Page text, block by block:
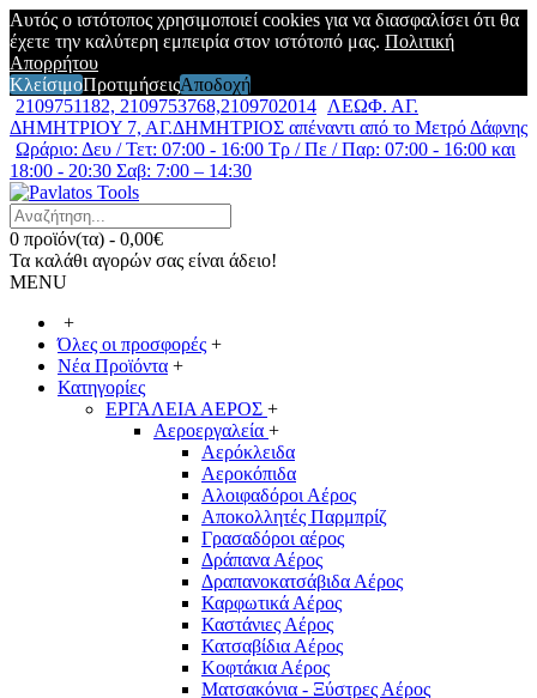
Αυτός ο ιστότοπος χρησιμοποιεί cookies για να διασφαλίσει ότι θα
έχετε την καλύτερη εμπειρία στον ιστότοπό μας. Πολιτική
Απορρήτου
ΚλείσιμοΠροτιμήσειςΑποδοχή
2109751182, 2109753768,2109702014 ΛΕΩΦ. ΑΓ.
ΔΗΜΗΤΡΙΟΥ 7, ΑΓ.ΔΗΜΗΤΡΙΟΣ απέναντι από το Μετρό Δάφνης
Ωράριο: Δευ / Τετ: 07:00 - 16:00 Τρ / Πε / Παρ: 07:00 - 16:00 και
18:00 - 20:30 Σαβ: 7:00 – 14:30
0 προϊόν(τα) - 0,00€
Τα καλάθι αγορών σας είναι άδειο!
MENU
+
Όλες οι προσφορές +
Νέα Προϊόντα +
Κατηγορίες
ΕΡΓΑΛΕΙΑ ΑΕΡΟΣ +
Αεροεργαλεία +
Αερόκλειδα
Αεροκόπιδα
Αλοιφαδόροι Αέρος
Αποκολλητές Παρμπρίζ
Γρασαδόροι αέρος
Δράπανα Αέρος
Δραπανοκατσάβιδα Αέρος
Καρφωτικά Αέρος
Καστάνιες Αέρος
Κατσαβίδια Αέρος
Κοφτάκια Αέρος
Ματσακόνια - Ξύστρες Αέρος